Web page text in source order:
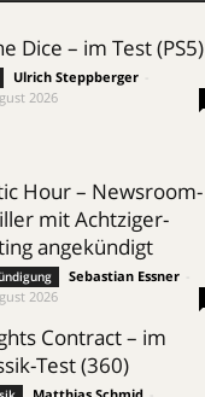
Dice – im Test (PS5)
Ulrich Steppberger
2026
Hour – Newsroom-
mit Achtziger-
angekündigt
Sebastian Essner
2026
Contract – im
Test (360)